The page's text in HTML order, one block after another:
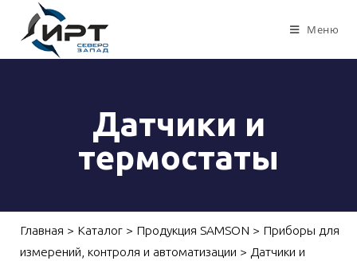
Меню
Датчики и
термостаты
Главная > Каталог > Продукция SAMSON > Приборы для
измерений, контроля и автоматизации > Датчики и